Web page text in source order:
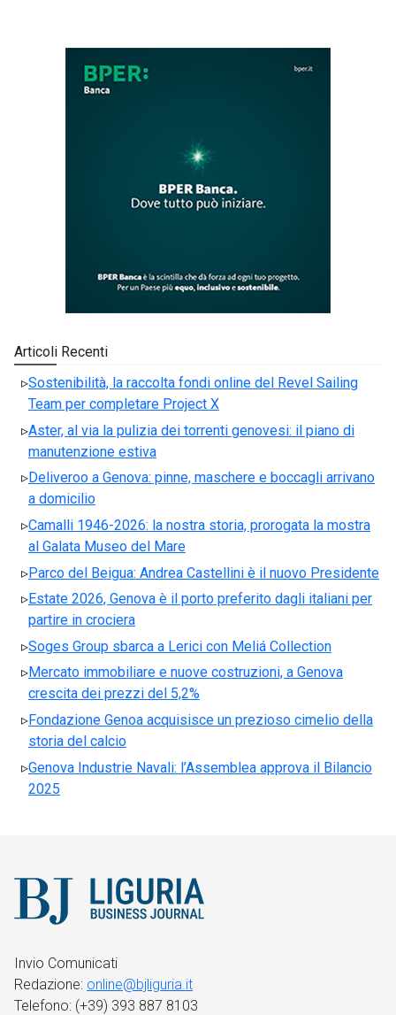
Articoli Recenti
Sostenibilità, la raccolta fondi online del Revel Sailing
Team per completare Project X
Aster, al via la pulizia dei torrenti genovesi: il piano di
manutenzione estiva
Deliveroo a Genova: pinne, maschere e boccagli arrivano
a domicilio
Camalli 1946-2026: la nostra storia, prorogata la mostra
al Galata Museo del Mare
Parco del Beigua: Andrea Castellini è il nuovo Presidente
Estate 2026, Genova è il porto preferito dagli italiani per
partire in crociera
Soges Group sbarca a Lerici con Meliá Collection
Mercato immobiliare e nuove costruzioni, a Genova
crescita dei prezzi del 5,2%
Fondazione Genoa acquisisce un prezioso cimelio della
storia del calcio
Genova Industrie Navali: l’Assemblea approva il Bilancio
2025
Invio Comunicati
Redazione: online@bjliguria.it
Telefono: (+39) 393 887 8103